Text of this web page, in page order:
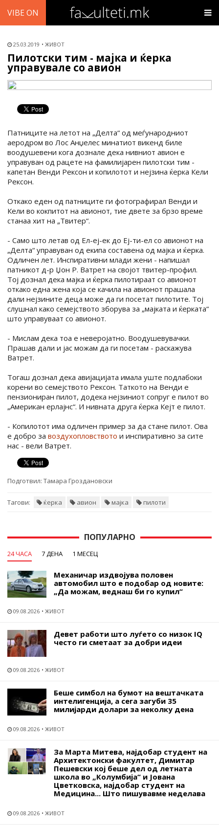
VIBE ON
25.03.2019 ЖИВОТ
Пилотски тим - мајка и ќерка
управувале со авион
Патниците на летот на „Делта“ од меѓународниот
аеродром во Лос Анџелес минатиот викенд биле
воодушевени кога дознале дека нивниот авион е
управуван од рацете на фамилијарен пилотски тим -
капетан Венди Рексон и копилотот и нејзина ќерка Кели
Рексон.
Откако еден од патниците ги фотографирал Венди и
Кели во кокпитот на авионот, тие двете за брзо време
станаа хит на „Твитер“.
- Само што летав од Ел-еј-ек до Еј-ти-ел со авионот на
„Делта“ управуван од екипа составена од мајка и ќерка.
Одличен лет. Инспиративни млади жени - напишал
патникот д-р Џон Р. Ватрет на својот твитер-профил.
Тој дознал дека мајка и ќерка пилотираат со авионот
откако една жена која се качила на авионот прашала
дали нејзините деца може да ги посетат пилотите. Тој
слушнал како семејството зборува за „мајката и ќерката“
што управуваат со авионот.
- Мислам дека тоа е неверојатно. Воодушевувачки.
Прашав дали и јас можам да ги посетам - раскажува
Ватрет.
Тогаш дознал дека авијацијата имала уште подлабоки
корени во семејството Рексон. Таткото на Венди е
пензиониран пилот, додека нејзиниот сопруг е пилот во
„Американ ерлајнс“. И нивната друга ќерка Кејт е пилот.
- Копилотот има одличен пример за да стане пилот. Ова
е добро за воздухопловството и инспиративно за сите
нас - вели Ватрет.
Подготвил: Тамара Гроздановски
Тагови: ќерка авион мајка пилоти
ПОПУЛАРНО
24 ЧАСА 7 ДЕНА 1 МЕСЕЦ
Механичар издвојува половен
автомобил што е подобар од новите:
„Да можам, веднаш би го купил“
09.08.2026 ЖИВОТ
Девет работи што луѓето со низок IQ
често ги сметаат за добри идеи
09.08.2026 ЖИВОТ
Беше симбол на бумот на вештачката
интелигенција, а сега загуби 35
милијарди долари за неколку дена
09.08.2026 ЖИВОТ
За Марта Митева, најдобар студент на
Архитектонски факултет, Димитар
Пешевски кој беше дел од летната
школа во „Колумбија“ и Јована
Цветковска, најдобар студент на
Медицина... Што пишувавме неделава
09.08.2026 ЖИВОТ